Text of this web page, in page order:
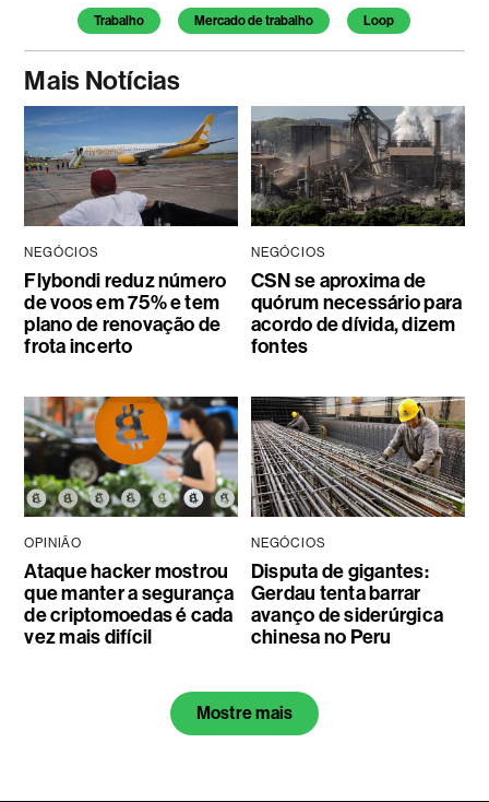
Trabalho Mercado de trabalho Loop
Mais Notícias
NEGÓCIOS
Flybondi reduz número
de voos em 75% e tem
plano de renovação de
frota incerto
NEGÓCIOS
CSN se aproxima de
quórum necessário para
acordo de dívida, dizem
fontes
OPINIÃO
Ataque hacker mostrou
que manter a segurança
de criptomoedas é cada
vez mais difícil
NEGÓCIOS
Disputa de gigantes:
Gerdau tenta barrar
avanço de siderúrgica
chinesa no Peru
Mostre mais